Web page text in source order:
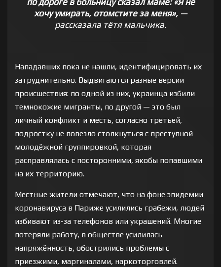
хочу умирать, отомстите за меня», —
рассказала тётя мальчика.
Нападавших пока не нашли, идентифицировать их
затруднительно. Выдвигаются разные версии
происшествия: по одной из них, украинца избили
темнокожие мигранты, по другой — это был
личный конфликт и месть, согласно третьей,
подростку не повезло столкнуться с преступной
молодёжной группировкой, которая
расправлялась с посторонними, якобы попавшими
на их территорию.
Местные жители отмечают, что на фоне эпидемии
коронавируса в Париже усилились грабежи, людей
избивают из-за телефонов или украшений. Многие
потеряли работу, в обществе усилилась
напряжённость, обострились проблемы с
приезжими, маргиналами, наркоторговлей.